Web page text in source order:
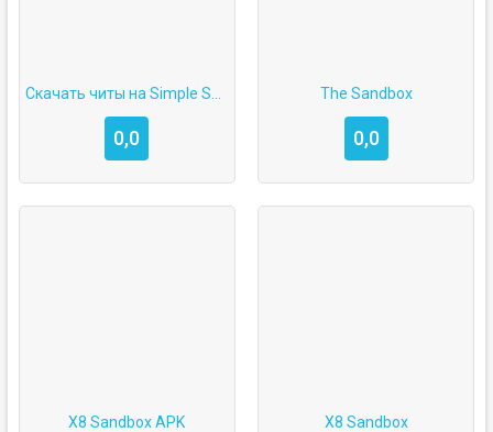
0,0
The Sandbox
0,0
X8 Sandbox APK X8 Sandbox